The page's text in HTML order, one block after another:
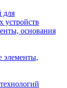
для
устройств
основания
элементы,